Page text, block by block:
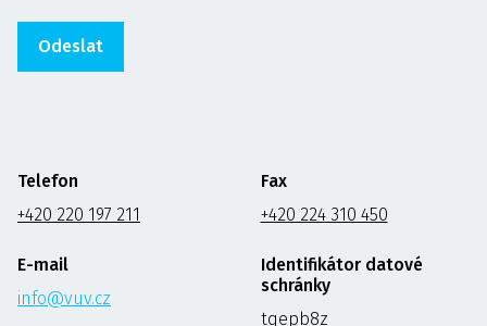
Telefon
+420 220 197 211
E-mail
info@vuv.cz
Fax
+420 224 310 450
Identifikátor datové
schránky
tqepb8z